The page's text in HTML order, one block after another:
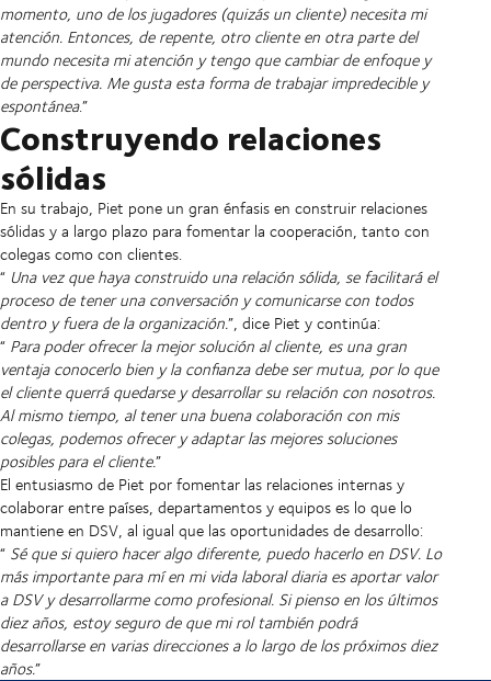
momento, uno de los jugadores (quizás un cliente) necesita mi
atención. Entonces, de repente, otro cliente en otra parte del
mundo necesita mi atención y tengo que cambiar de enfoque y
de perspectiva. Me gusta esta forma de trabajar impredecible y
espontánea.”
Construyendo relaciones
sólidas
En su trabajo, Piet pone un gran énfasis en construir relaciones
sólidas y a largo plazo para fomentar la cooperación, tanto con
colegas como con clientes.
“ Una vez que haya construido una relación sólida, se facilitará el
proceso de tener una conversación y comunicarse con todos
dentro y fuera de la organización.”, dice Piet y continúa:
“ Para poder ofrecer la mejor solución al cliente, es una gran
ventaja conocerlo bien y la confianza debe ser mutua, por lo que
el cliente querrá quedarse y desarrollar su relación con nosotros.
Al mismo tiempo, al tener una buena colaboración con mis
colegas, podemos ofrecer y adaptar las mejores soluciones
posibles para el cliente.”
El entusiasmo de Piet por fomentar las relaciones internas y
colaborar entre países, departamentos y equipos es lo que lo
mantiene en DSV, al igual que las oportunidades de desarrollo:
“ Sé que si quiero hacer algo diferente, puedo hacerlo en DSV. Lo
más importante para mí en mi vida laboral diaria es aportar valor
a DSV y desarrollarme como profesional. Si pienso en los últimos
diez años, estoy seguro de que mi rol también podrá
desarrollarse en varias direcciones a lo largo de los próximos diez
años.”